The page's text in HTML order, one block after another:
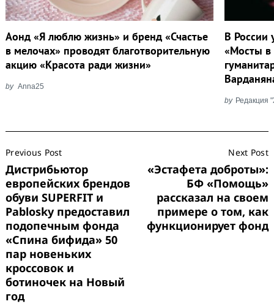
Aонд «Я люблю жизнь» и бренд «Счастье
в мелочах» проводят благотворительную
акцию «Красота ради жизни»
by Anna25
В России
«Мосты
by Редакция
Navigation
Previous Post
Дистрибьютор
европейских брендов
обуви SUPERFIT и
Pablosky предоставил
подопечным фонда
«Спина бифида» 50
пар новеньких
кроссовок и
ботиночек на Новый
год
Next Post
«Эстафета доброты»:
БФ «Помощь»
рассказал на своем
примере о том, как
функционирует фонд